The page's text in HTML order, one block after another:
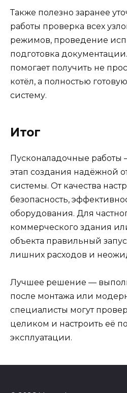
Также полезно заранее
работы проверка всех
режимов, проведение
подготовка
помогает получить не
котёл, а полностью
систему.
Итог
Пусконаладочные
этап создания надёжной
системы. От качества
безопасность,
оборудования. Для
коммерческого здания
объекта правильный
лишних расходов и
Лучшее решение —
после монтажа или
специалисты могут
целиком и настроить её
эксплуатации.